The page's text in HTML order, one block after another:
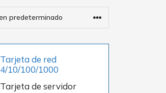
Tarjeta de red
4/10/100/1000
Tarjeta de servidor